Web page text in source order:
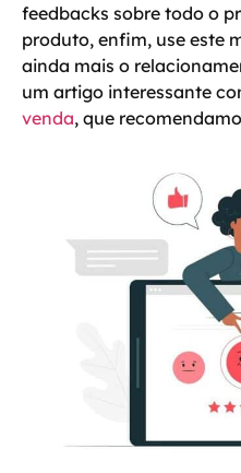
feedbacks sobre todo o
produto, enfim, use este
ainda mais o
um artigo interessante
venda, que